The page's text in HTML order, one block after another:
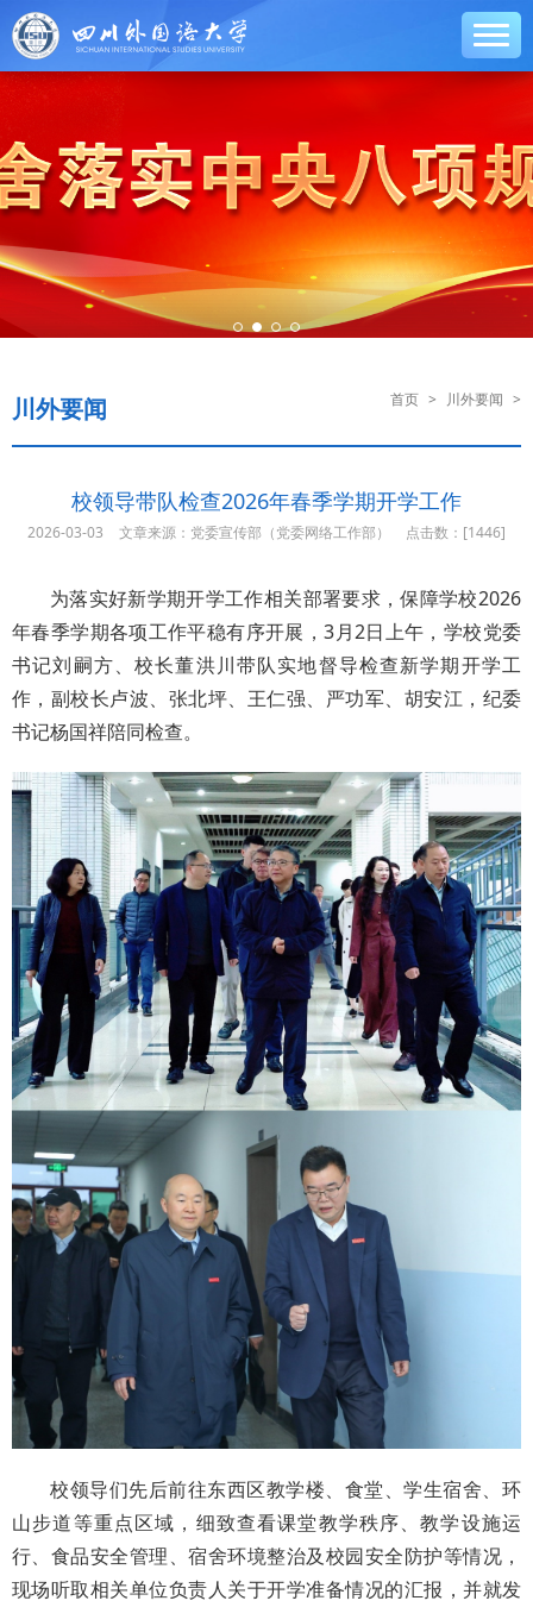
川外要闻 首页 > 川外要闻 >
校领导带队检查2026年春季学期开学工作
2026-03-03 文章来源：党委宣传部（党委网络工作部） 点击数：[1446]
为落实好新学期开学工作相关部署要求，保障学校2026
年春季学期各项工作平稳有序开展，3月2日上午，学校党委
书记刘嗣方、校长董洪川带队实地督导检查新学期开学工
作，副校长卢波、张北坪、王仁强、严功军、胡安江，纪委
书记杨国祥陪同检查。
校领导们先后前往东西区教学楼、食堂、学生宿舍、环
山步道等重点区域，细致查看课堂教学秩序、教学设施运
行、食品安全管理、宿舍环境整治及校园安全防护等情况，
现场听取相关单位负责人关于开学准备情况的汇报，并就发